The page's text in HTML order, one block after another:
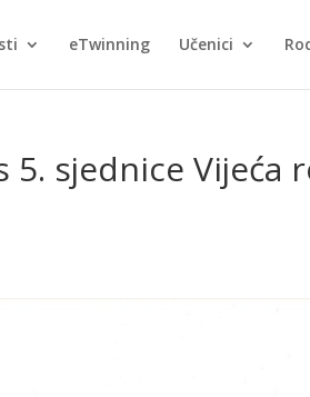
eTwinning Učenici
5. sjednice Vijeća